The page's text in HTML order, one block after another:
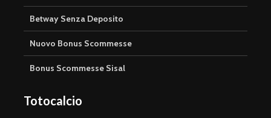
Betway Senza Deposito
Nuovo Bonus Scommesse
Bonus Scommesse Sisal
Totocalcio